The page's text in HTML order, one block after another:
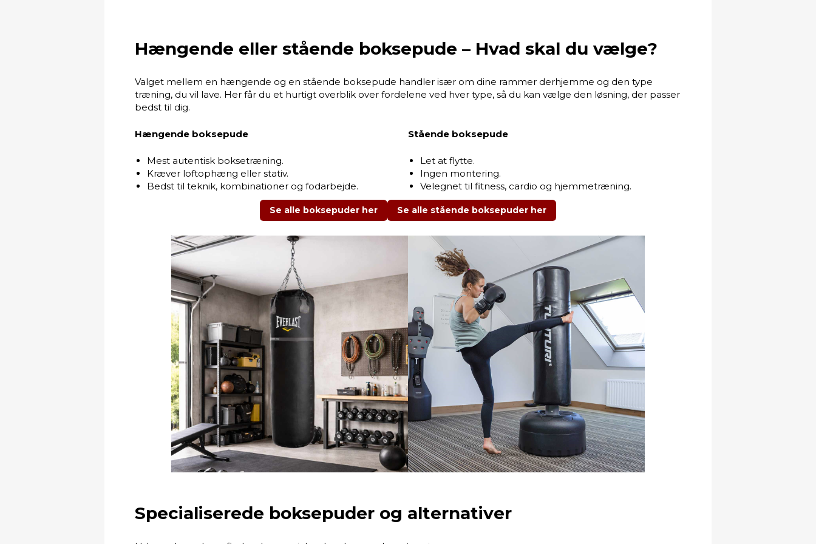
Hængende eller stående boksepude – Hvad skal du vælge?
Valget mellem en hængende og en stående boksepude handler især om dine rammer derhjemme og den type
træning, du vil lave. Her får du et hurtigt overblik over fordelene ved hver type, så du kan vælge den løsning, der passer
bedst til dig.
Hængende boksepude
Mest autentisk boksetræning.
Kræver loftophæng eller stativ.
Bedst til teknik, kombinationer og fodarbejde.
Stående boksepude
Let at flytte.
Ingen montering.
Velegnet til fitness, cardio og hjemmetræning.
Se alle boksepuder her Se alle stående boksepuder her
Specialiserede boksepuder og alternativer